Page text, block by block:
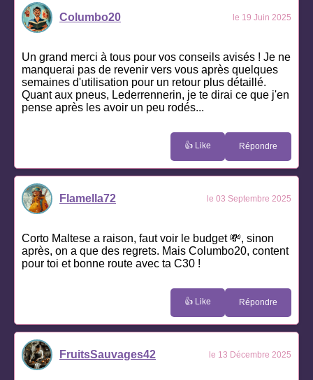
Columbo20 le 19 Juin 2025
Un grand merci à tous pour vos conseils avisés ! Je ne
manquerai pas de revenir vers vous après quelques
semaines d'utilisation pour un retour plus détaillé.
Quant aux pneus, Lederrennerin, je te dirai ce que j'en
pense après les avoir un peu rodés...
👍 Like Répondre
Flamella72 le 03 Septembre 2025
Corto Maltese a raison, faut voir le budget 💸, sinon
après, on a que des regrets. Mais Columbo20, content
pour toi et bonne route avec ta C30 !
👍 Like Répondre
FruitsSauvages42 le 13 Décembre 2025